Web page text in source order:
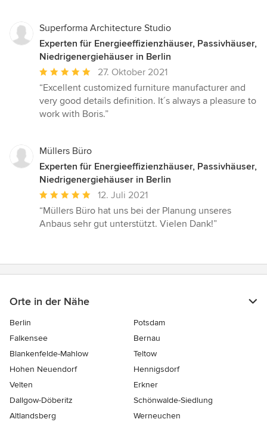
Superforma Architecture Studio
Experten für Energieeffizienzhäuser, Passivhäuser,
Niedrigenergiehäuser in Berlin
Durchschnittliche
Bewertung:
5
von
27. Oktober 2021
“Excellent customized furniture manufacturer and
very good details definition. It´s always a pleasure to
work with Boris.”
Müllers Büro
Experten für Energieeffizienzhäuser, Passivhäuser,
Niedrigenergiehäuser in Berlin
Durchschnittliche
Bewertung:
5
12. Juli 2021
“Müllers Büro hat uns bei der Planung unseres
Anbaus sehr gut unterstützt. Vielen Dank!”
Orte in der Nähe
Berlin
Potsdam
Falkensee
Bernau
Blankenfelde-Mahlow
Teltow
Hohen Neuendorf
Hennigsdorf
Velten
Erkner
Dallgow-Döberitz
Schönwalde-Siedlung
Altlandsberg
Werneuchen